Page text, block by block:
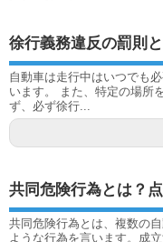
徐行義務違反の罰則
自動車は走行中はいつでも
います。 また、特定の場所
ず、必ず徐行...
共同危険行為とは？
共同危険行為とは、複数の
ような行為を言います。成